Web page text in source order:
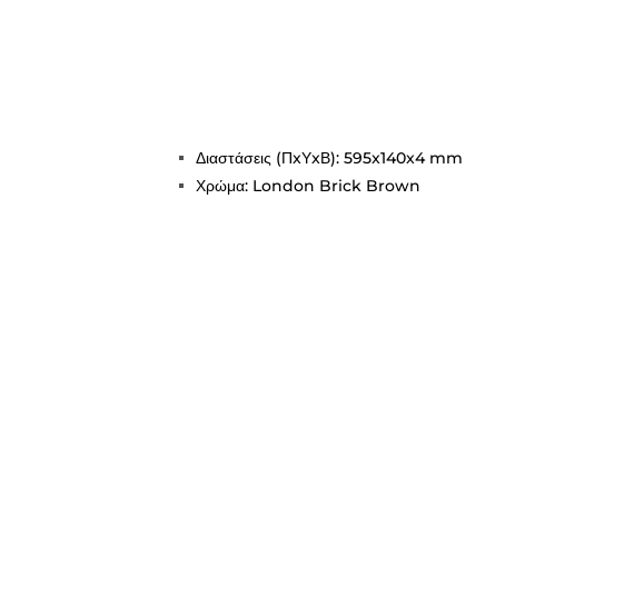
Διαστάσεις (ΠxΥxΒ): 595x140x4 mm
Χρώμα: London Brick Brown